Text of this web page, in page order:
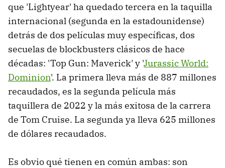
que 'Lightyear' ha quedado tercera en la taquilla
internacional (segunda en la estadounidense)
detrás de dos películas muy específicas, dos
secuelas de blockbusters clásicos de hace
décadas: 'Top Gun: Maverick' y 'Jurassic World:
Dominion'. La primera lleva más de 887 millones
recaudados, es la segunda película más
taquillera de 2022 y la más exitosa de la carrera
de Tom Cruise. La segunda ya lleva 625 millones
de dólares recaudados.
Es obvio qué tienen en común ambas: son